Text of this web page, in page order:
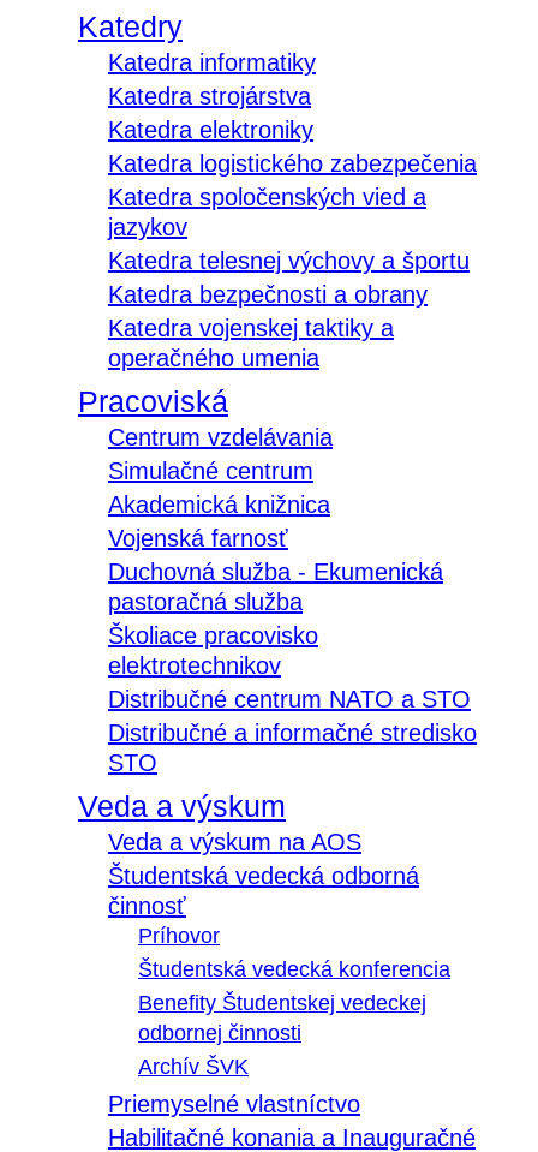
Katedry
Katedra informatiky
Katedra strojárstva
Katedra elektroniky
Katedra logistického zabezpečenia
Katedra spoločenských vied a
jazykov
Katedra telesnej výchovy a športu
Katedra bezpečnosti a obrany
Katedra vojenskej taktiky a
operačného umenia
Pracoviská
Centrum vzdelávania
Simulačné centrum
Akademická knižnica
Vojenská farnosť
Duchovná služba - Ekumenická
pastoračná služba
Školiace pracovisko
elektrotechnikov
Distribučné centrum NATO a STO
Distribučné a informačné stredisko
STO
Veda a výskum
Veda a výskum na AOS
Študentská vedecká odborná
činnosť
Príhovor
Študentská vedecká konferencia
Benefity Študentskej vedeckej
odbornej činnosti
Archív ŠVK
Priemyselné vlastníctvo
Habilitačné konania a Inauguračné